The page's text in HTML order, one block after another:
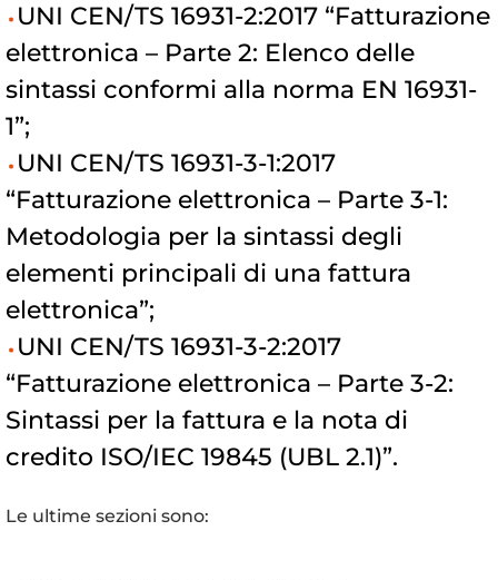
UNI CEN/TS 16931-2:2017 “Fatturazione
elettronica – Parte 2: Elenco delle
sintassi conformi alla norma EN 16931-
1”;
UNI CEN/TS 16931-3-1:2017
“Fatturazione elettronica – Parte 3-1:
Metodologia per la sintassi degli
elementi principali di una fattura
elettronica”;
UNI CEN/TS 16931-3-2:2017
“Fatturazione elettronica – Parte 3-2:
Sintassi per la fattura e la nota di
credito ISO/IEC 19845 (UBL 2.1)”.
Le ultime sezioni sono: